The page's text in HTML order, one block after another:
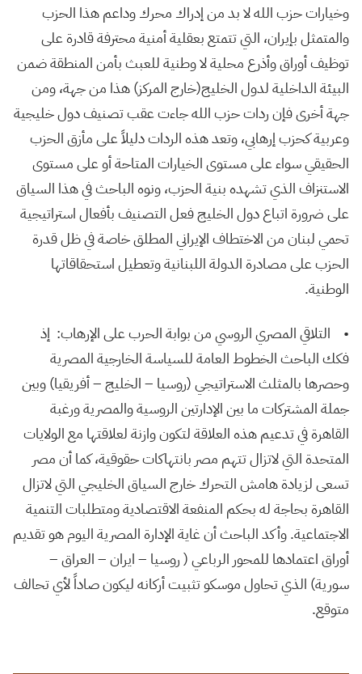
وخيارات حزب الله لا بد من إدراك محرك وداعم هذا الحزب
والمتمثل بإيران، التي تتمتع بعقلية أمنية محترفة قادرة على
توظيف أوراق وأذرع محلية لا وطنية للعبث بأمن المنطقة ضمن
البيئة الداخلية لدول الخليج(خارج المركز) هذا من جهة، ومن
جهة أخرى فإن ردات حزب الله جاءت عقب تصنيف دول خليجية
وعربية كحزب إرهابي، وتعد هذه الردات دليلاً على مأزق الحزب
الحقيقي سواء على مستوى الخيارات المتاحة أو على مستوى
الاستنزاف الذي تشهده بنية الحزب، ونوه الباحث في هذا السياق
على ضرورة اتباع دول الخليج فعل التصنيف بأفعال استراتيجية
تحمي لبنان من الاختطاف الإيراني المطلق خاصة في ظل قدرة
الحزب على مصادرة الدولة اللبنانية وتعطيل استحقاقاتها
الوطنية.
• التلاقي المصري الروسي من بوابة الحرب على الإرهاب: إذ
فكك الباحث الخطوط العامة للسياسة الخارجية المصرية
وحصرها بالمثلث الاستراتيجي (روسيا – الخليج – أفريقيا) وبين
جملة المشتركات ما بين الإدارتين الروسية والمصرية ورغبة
القاهرة في تدعيم هذه العلاقة لتكون وازنة لعلاقتها مع الولايات
المتحدة التي لاتزال تتهم مصر بانتهاكات حقوقية، كما أن مصر
تسعى لزيادة هامش التحرك خارج السياق الخليجي التي لاتزال
القاهرة بحاجة له بحكم المنفعة الاقتصادية ومتطلبات التنمية
الاجتماعية. وأكد الباحث أن غاية الإدارة المصرية اليوم هو تقديم
أوراق اعتمادها للمحور الرباعي ( روسيا – ايران – العراق –
سورية) الذي تحاول موسكو تثبيت أركانه ليكون صاداً لأي تحالف
متوقع.